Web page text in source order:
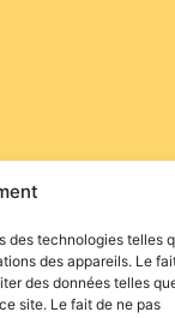
des technologies telles
des appareils. Le
des données telles
site. Le fait de ne pas